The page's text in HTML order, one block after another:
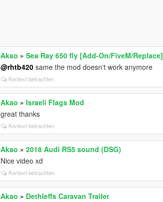
Akao »Sea Ray 650 fly [Add-On/FiveM/Replace]
@rhtb420 same the mod doesn't work anymore
Kontext betrachten
Akao »Israeli Flags Mod
great thanks
Kontext betrachten
Akao »2018 Audi RS5 sound (DSG)
Nice video xd
Kontext betrachten
Akao » Dethleffs Caravan Trailer